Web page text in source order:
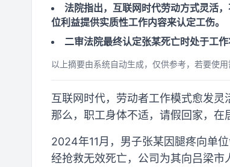
法院指出，互联网时代劳动方式灵活
位利益提供实质性工作内容来认定工伤。
二审法院最终认定张某死亡时处于工
以上摘要由系统自动生成，仅供参考，若要使用
互联网时代，劳动者工作模式愈发灵
那么，职工身体不适，请假回家，在
2024年11月，男子张某因腿疼向单
经抢救无效死亡，公司为其向吕梁